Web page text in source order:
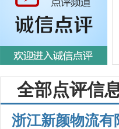
全部点评信
浙江新颜物流有